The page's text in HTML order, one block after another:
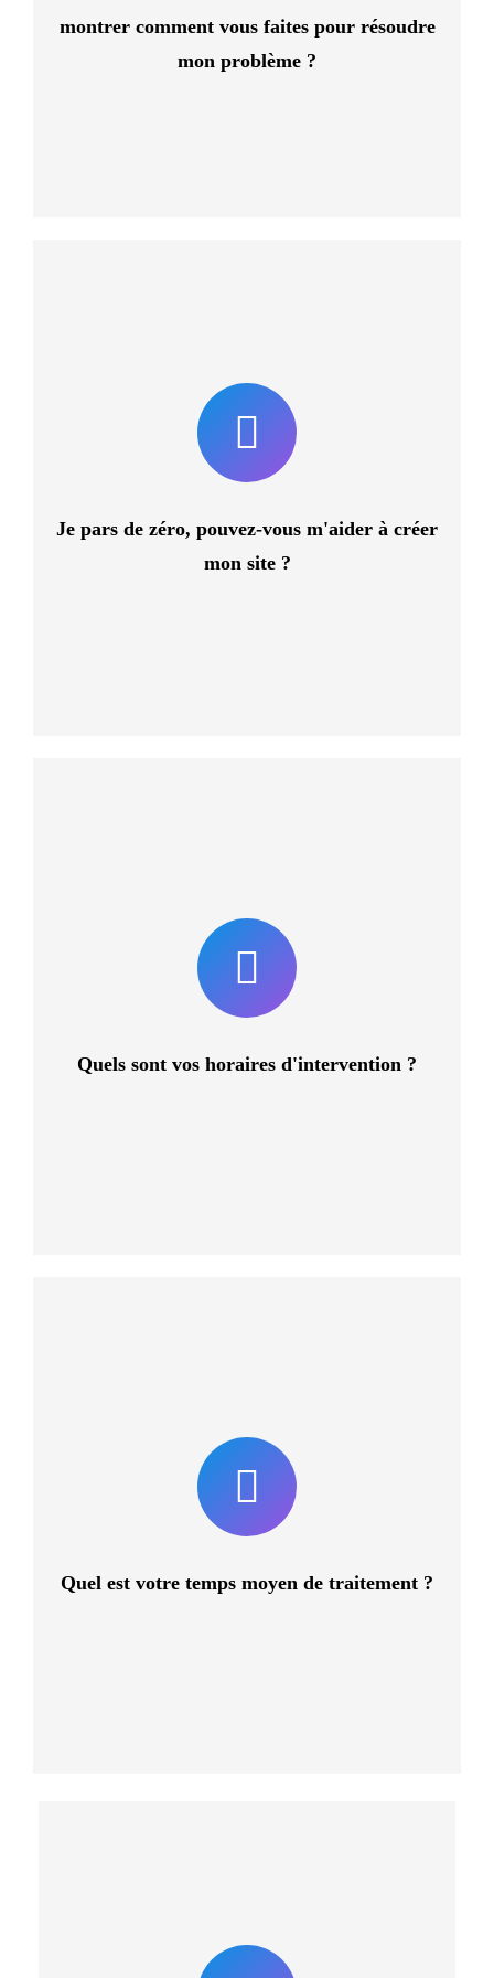
montrer comment vous faites pour résoudre
mon problème ?
Je pars de zéro, pouvez-vous m'aider à créer
mon site ?
La réponse est oui ! A vrai dire, il est plus simple pour nous
de vous construire une solution à partir de zéro et de
vous recommander directement les outils les plus
Quels sont vos horaires d'intervention ?
Nos techniciens interviennent généralement du Lundi au
Vendredi, de 10H à 17H. Si vous avez un besoin particulier
en dehors de ces plages horaires, écrivez-nous à
aidezmoi@monequipe.info
Quel est votre temps moyen de traitement ?
Toute demande nécessitant jusqu’à une heure
d’intervention sera traitée dans les 48h ouvrées. Si votre
demande nécessite plus d’une heure d’intervention, elle
sera très certainement découpée sur plusieurs jours.
Dans tous les cas, si vous avez une deadline à respecter,
La réponse est OUI. Vous pouvez opter à tout moment